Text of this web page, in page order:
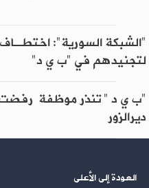
"الشبكة السورية":
لتجنيدهم في "ب ي د"
"ب ي د " تنذر موظفة
ديرالزور
العودة إلى الأعلى